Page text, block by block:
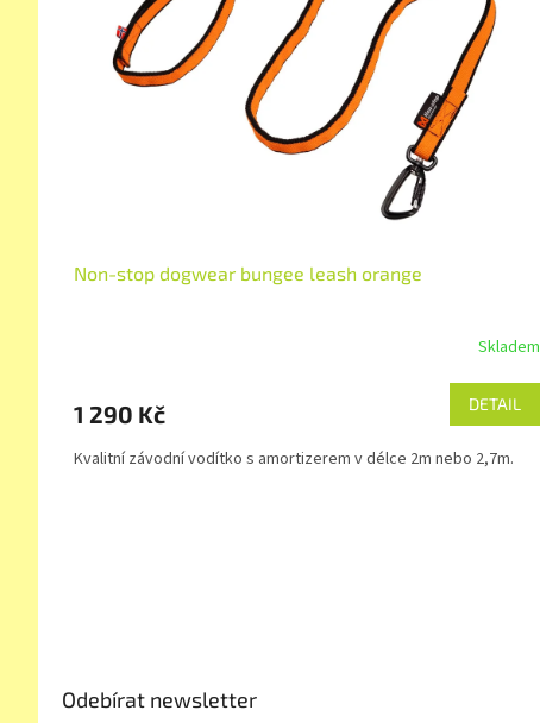
Non-stop dogwear bungee leash orange
Skladem
1 290 Kč DETAIL
Kvalitní závodní vodítko s amortizerem v délce 2m nebo 2,7m.
Odebírat newsletter